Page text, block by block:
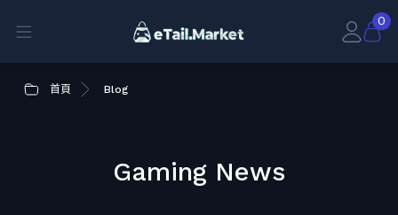
0
首頁 Blog
Gaming News